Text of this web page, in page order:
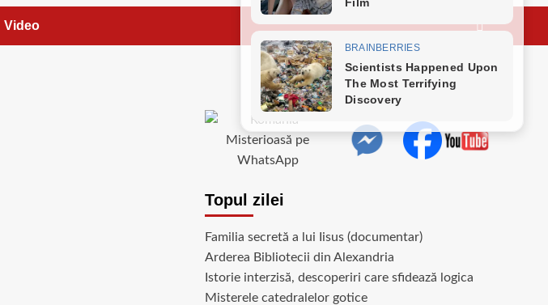
Video
Topul zilei
Familia secretă a lui Iisus (documentar)
Arderea Bibliotecii din Alexandria
Istorie interzisă, descoperiri care sfidează logica
Misterele catedralelor gotice